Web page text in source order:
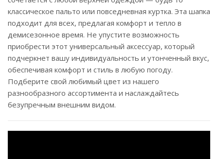
классическое пальто или повседневная куртка. Эта шапка
подходит для всех, предлагая комфорт и тепло в
демисезонное время. Не упустите возможность
приобрести этот универсальный аксессуар, который
подчеркнет вашу индивидуальность и утонченный вкус,
обеспечивая комфорт и стиль в любую погоду.
Подберите свой любимый цвет из нашего
разнообразного ассортимента и наслаждайтесь
безупречным внешним видом.